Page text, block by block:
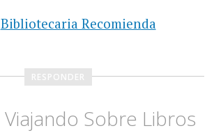
Bibliotecaria Recomienda
RESPONDER
Viajando Sobre Libros